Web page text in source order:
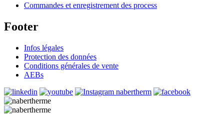
Commandes et enregistrement des process
Footer
Infos légales
Protection des données
Conditions générales de vente
AEBs